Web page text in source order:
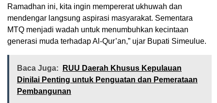
Ramadhan ini, kita ingin mempererat ukhuwah dan
mendengar langsung aspirasi masyarakat. Sementara
MTQ menjadi wadah untuk menumbuhkan kecintaan
generasi muda terhadap Al-Qur’an,” ujar Bupati Simeulue.
Baca Juga:
RUU Daerah Khusus Kepulauan
Dinilai Penting untuk Penguatan dan Pemerataan
Pembangunan